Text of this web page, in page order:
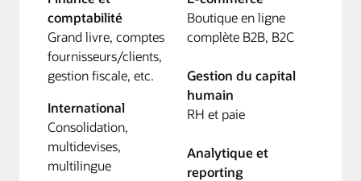
comptabilité
Grand livre, comptes
fournisseurs/clients,
gestion fiscale, etc.
International
Consolidation,
multidevises,
multilingue
Boutique en ligne
complète B2B, B2C
Gestion du capital
humain
RH et paie
Analytique et
reporting